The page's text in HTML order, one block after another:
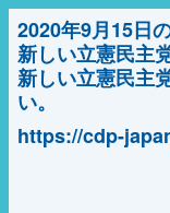
2020年9月15日
新しい立憲民主
新しい立憲民主
い。
https://cdp-